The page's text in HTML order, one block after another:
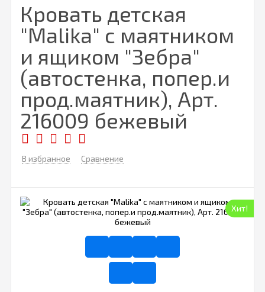
Кровать детская
"Malika" с маятником
и ящиком "Зебра"
(автостенка, попер.и
прод.маятник), Арт.
216009 бежевый
В избранное Сравнение
Хит!